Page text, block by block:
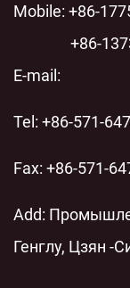
Mobile: +86-
+86-
E-mail:
Tel: +86-571-
Fax: +86-571-
Add:
Генглу, Цзян -